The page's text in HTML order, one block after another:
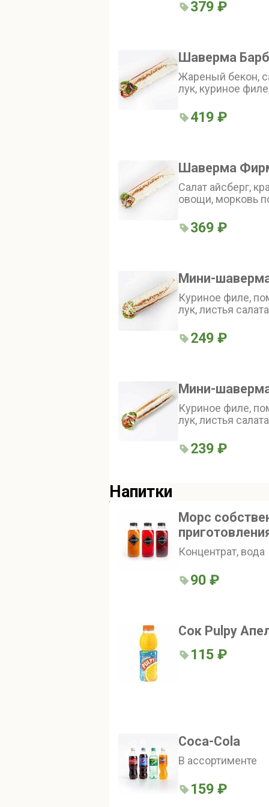
379 ₽
Шаверма
Жареный бекон,
лук, куриное
419 ₽
Шаверма
Салат айсберг,
овощи, морковь
369 ₽
Мини-
Куриное филе,
лук, листья
249 ₽
Мини-
Куриное филе,
лук, листья
239 ₽
Напитки
Морс
Концентрат, вода
90 ₽
Сок Pulpy
115 ₽
Coca-Cola
В ассортименте
159 ₽